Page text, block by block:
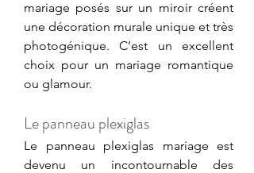
mariage posés sur un miroir créent
une décoration murale unique et très
photogénique. C’est un excellent
choix pour un mariage romantique
ou glamour.
Le panneau plexiglas
Le panneau plexiglas mariage est
devenu un incontournable des